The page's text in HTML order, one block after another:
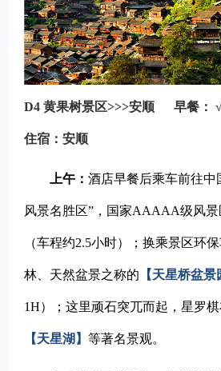
D4 黄果树景区>>>安顺 早餐： √
住宿：安顺
上午： 酒店早餐后乘车前往中
风景名胜区”，国家AAAAA级风景
（车程约2.5小时）；换乘景区环
林、天然盆景之称的 【天星桥盆景
1H）；这里顽石突兀而起，星罗
【天星湖】 等著名景观。